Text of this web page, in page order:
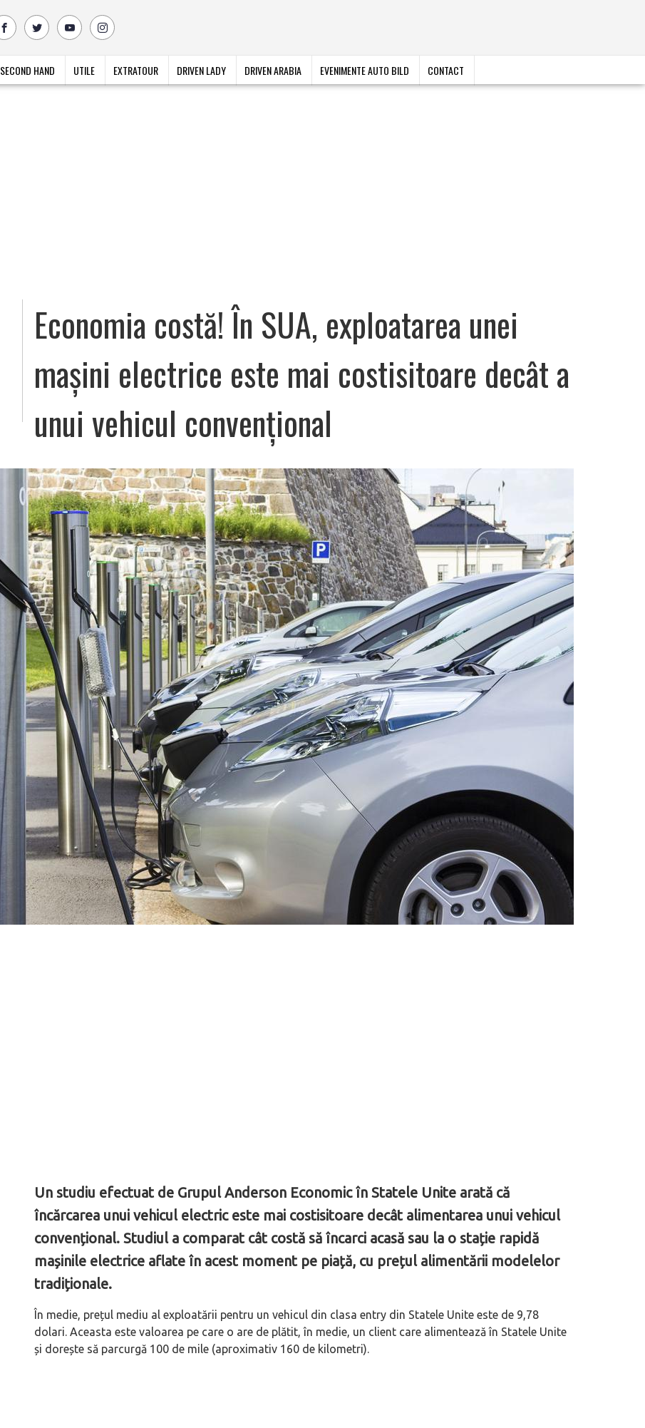
SECOND HAND UTILE EXTRATOUR DRIVEN LADY DRIVEN ARABIA EVENIMENTE AUTO BILD CONTACT
Economia costă! În SUA, exploatarea unei
mașini electrice este mai costisitoare decât a
unui vehicul convențional
Un studiu efectuat de Grupul Anderson Economic în Statele Unite arată că
încărcarea unui vehicul electric este mai costisitoare decât alimentarea unui vehicul
convențional. Studiul a comparat cât costă să încarci acasă sau la o stație rapidă
mașinile electrice aflate în acest moment pe piață, cu prețul alimentării modelelor
tradiționale.
În medie, prețul mediu al exploatării pentru un vehicul din clasa entry din Statele Unite este de 9,78
dolari. Aceasta este valoarea pe care o are de plătit, în medie, un client care alimentează în Statele Unite
și dorește să parcurgă 100 de mile (aproximativ 160 de kilometri).